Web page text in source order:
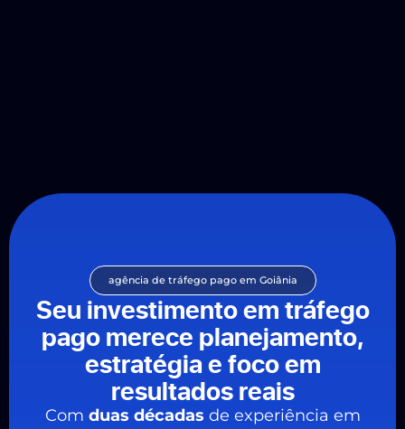
agência de tráfego pago em Goiânia
Seu investimento em tráfego
pago merece planejamento,
estratégia e foco em
resultados reais
Com duas décadas de experiência em